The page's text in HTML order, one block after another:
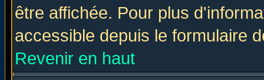
être affichée. Pour plus
accessible depuis le formulaire
Revenir en haut